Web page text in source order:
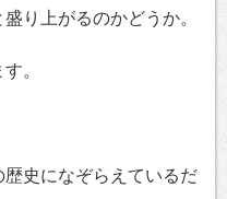
り上がるのかどうか。
。
歴史になぞらえているだ